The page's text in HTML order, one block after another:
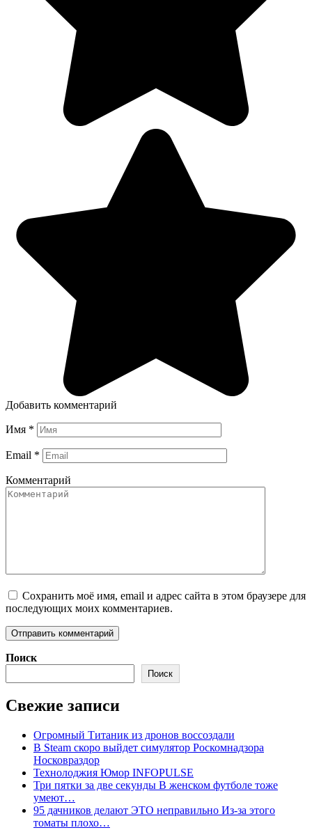
Добавить комментарий
Имя *
Email *
Комментарий
Сохранить моё имя, email и адрес сайта в этом браузере для
последующих моих комментариев.
Поиск
Поиск
Свежие записи
Огромный Титаник из дронов воссоздали
В Steam скоро выйдет симулятор Роскомнадзора
Носковраздор
Технолоджия Юмор INFOPULSE
Три пятки за две секунды В женском футболе тоже
умеют…
95 дачников делают ЭТО неправильно Из-за этого
томаты плохо…